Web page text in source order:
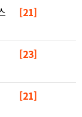
[21]
[23]
[21]